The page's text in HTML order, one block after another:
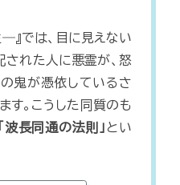
』では、目に見えない
された人に悪霊が、怒
鬼が憑依しているさ
す。こうした同質のも
「波長同通の法則」 とい